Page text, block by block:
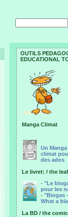
OUTILS
EDUCATIONAL
Manga Climat
Un
climat
des ados
Le livret: / the
- "Le
pour les
- "Biogas -
What a
La BD / the